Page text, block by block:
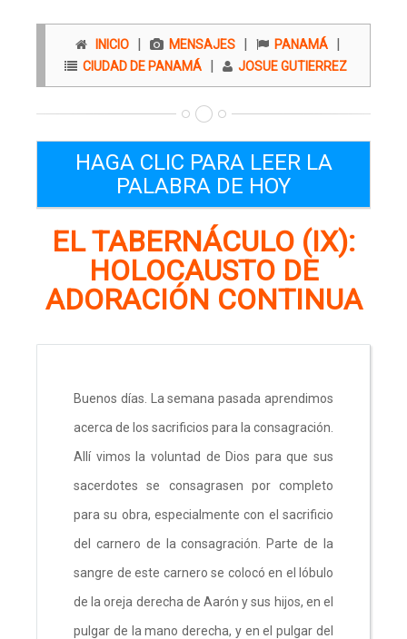
INICIO | MENSAJES | PANAMÁ |
CIUDAD DE PANAMÁ | JOSUE GUTIERREZ
HAGA CLIC PARA LEER LA
PALABRA DE HOY
EL TABERNÁCULO (IX):
HOLOCAUSTO DE
ADORACIÓN CONTINUA
Buenos días. La semana pasada aprendimos
acerca de los sacrificios para la consagración.
Allí vimos la voluntad de Dios para que sus
sacerdotes se consagrasen por completo
para su obra, especialmente con el sacrificio
del carnero de la consagración. Parte de la
sangre de este carnero se colocó en el lóbulo
de la oreja derecha de Aarón y sus hijos, en el
pulgar de la mano derecha, y en el pulgar del